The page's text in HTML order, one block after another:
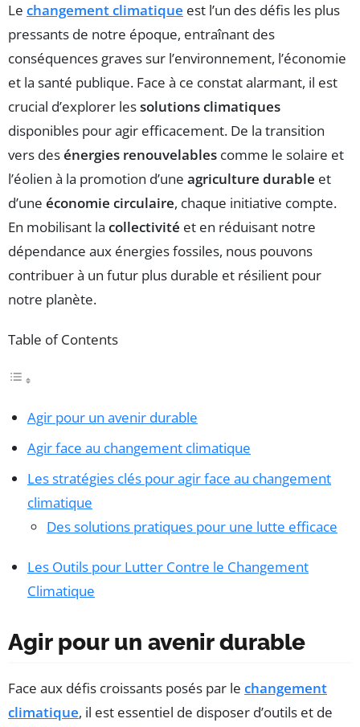
Le changement climatique est l’un des défis les plus
pressants de notre époque, entraînant des
conséquences graves sur l’environnement, l’économie
et la santé publique. Face à ce constat alarmant, il est
crucial d’explorer lessolutions climatiques
disponibles pour agir efficacement. De la transition
vers desénergies renouvelables comme le solaire et
l’éolien à la promotion d’une agriculture durable et
d’une économie circulaire, chaque initiative compte.
En mobilisant la collectivité et en réduisant notre
dépendance aux énergies fossiles, nous pouvons
contribuer à un futur plus durable et résilient pour
notre planète.
Table of Contents
Agir pour un avenir durable
Agir face au changement climatique
Les stratégies clés pour agir face au changement
climatique
Des solutions pratiques pour une lutte efficace
Les Outils pour Lutter Contre le Changement
Climatique
Agir pour un avenir durable
Face aux défis croissants posés par le changement
climatique, il est essentiel de disposer d’outils et de